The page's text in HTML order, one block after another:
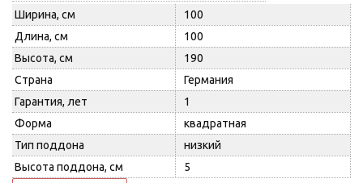
Ширина, см
100
Длина, см
100
Высота, см
190
Страна
Германия
Гарантия, лет
1
Форма
квадратная
Тип поддона
низкий
Высота поддона, см
5